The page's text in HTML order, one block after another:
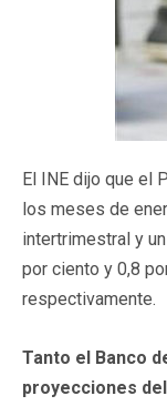
El INE dijo que el
los meses de
intertrimestral y
por ciento y 0,8
respectivamente.
Tanto el Banco
proyecciones